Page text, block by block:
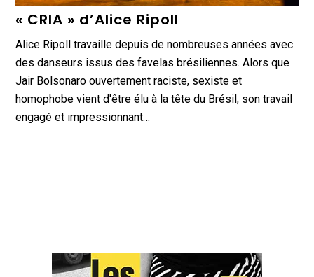
« CRIA » d’Alice Ripoll
Alice Ripoll travaille depuis de nombreuses années avec
des danseurs issus des favelas brésiliennes. Alors que
Jair Bolsonaro ouvertement raciste, sexiste et
homophobe vient d'être élu à la tête du Brésil, son travail
engagé et impressionnant…